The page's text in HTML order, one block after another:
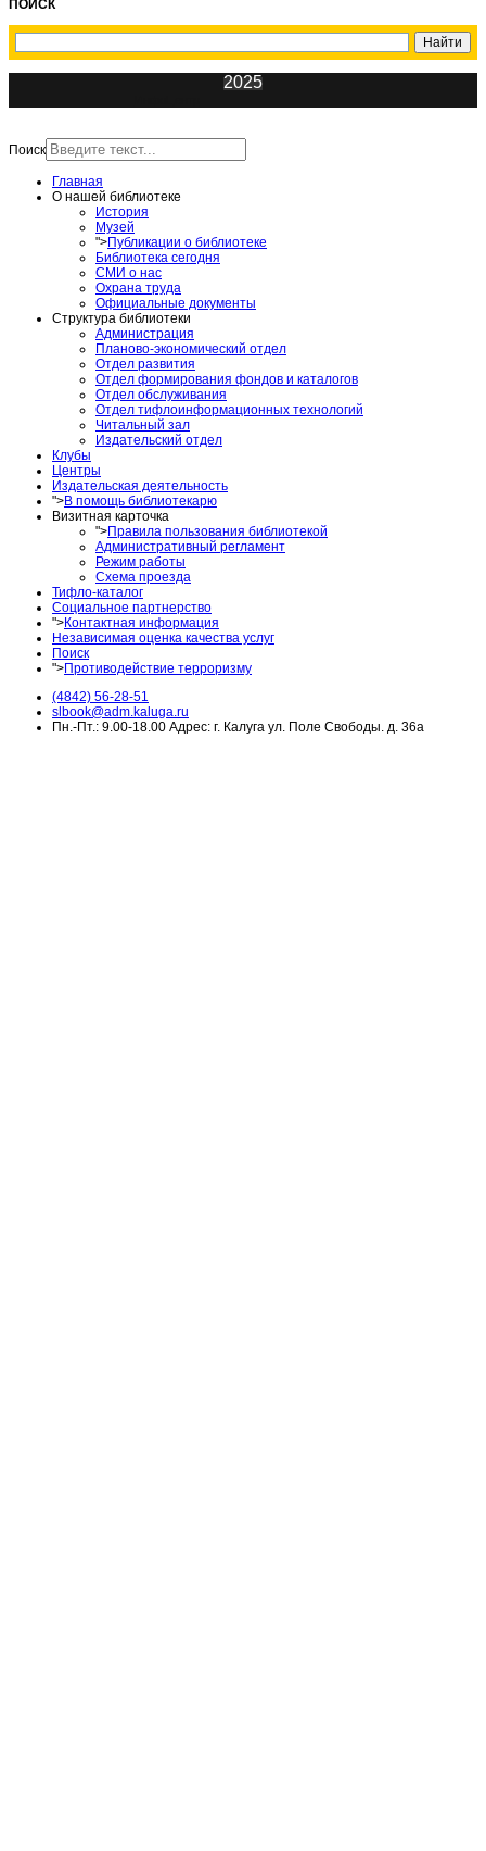
ПОИСК
2025
Поиск
Главная
О нашей библиотеке
История
Музей
">Публикации о библиотеке
Библиотека сегодня
СМИ о нас
Охрана труда
Официальные документы
Структура библиотеки
Администрация
Планово-экономический отдел
Отдел развития
Отдел формирования фондов и каталогов
Отдел обслуживания
Отдел тифлоинформационных технологий
Читальный зал
Издательский отдел
Клубы
Центры
Издательская деятельность
">В помощь библиотекарю
Визитная карточка
">Правила пользования библиотекой
Административный регламент
Режим работы
Схема проезда
Тифло-каталог
Социальное партнерство
">Контактная информация
Независимая оценка качества услуг
Поиск
">Противодействие терроризму
(4842) 56-28-51
slbook@adm.kaluga.ru
Пн.-Пт.: 9.00-18.00 Адрес: г. Калуга ул. Поле Свободы. д. 36а